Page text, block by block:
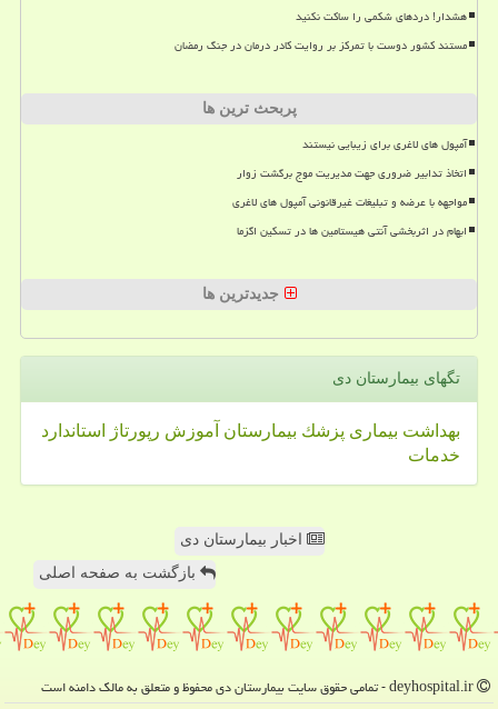
هشدار! دردهای شکمی را ساکت نکنید
مستند کشور دوست با تمرکز بر روایت کادر درمان در جنگ رمضان
پربحث ترین ها
آمپول های لاغری برای زیبایی نیستند
اتخاذ تدابیر ضروری جهت مدیریت موج برگشت زوار
مواجهه با عرضه و تبلیغات غیرقانونی آمپول های لاغری
ابهام در اثربخشی آنتی هیستامین ها در تسکین اگزما
جدیدترین ها
تگهای بیمارستان دی
بهداشت بیماری پزشك بیمارستان آموزش رپورتاژ
استاندارد
خدمات
اخبار بیمارستان دی
بازگشت به صفحه اصلی